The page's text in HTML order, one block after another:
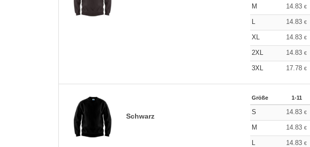
M 14.83€
L 14.83€
XL 14.83€
2XL 14.83€
3XL 17.78€
Schwarz
Größe 1-11
S 14.83€
M 14.83€
L 14.83€